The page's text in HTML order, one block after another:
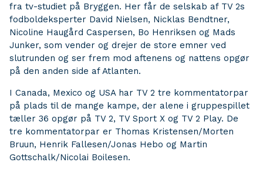
fra tv-studiet på Bryggen. Her får de selskab af TV 2s
fodboldeksperter David Nielsen, Nicklas Bendtner,
Nicoline Haugård Caspersen, Bo Henriksen og Mads
Junker, som vender og drejer de store emner ved
slutrunden og ser frem mod aftenens og nattens opgør
på den anden side af Atlanten.
I Canada, Mexico og USA har TV 2 tre kommentatorpar
på plads til de mange kampe, der alene i gruppespillet
tæller 36 opgør på TV 2, TV Sport X og TV 2 Play. De
tre kommentatorpar er Thomas Kristensen/Morten
Bruun, Henrik Fallesen/Jonas Hebo og Martin
Gottschalk/Nicolai Boilesen.